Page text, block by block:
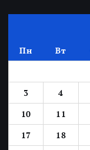
Пн Вт
3
4
10
11
17
18